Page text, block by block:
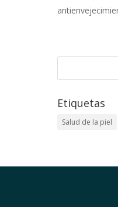
Etiquetas
Salud de la piel